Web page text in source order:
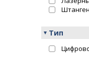
Тип